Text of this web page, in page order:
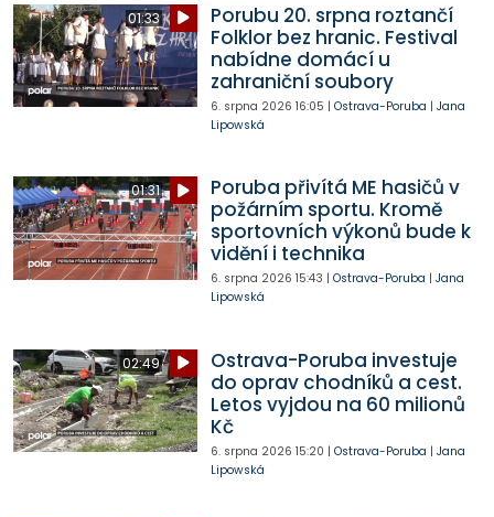
01:33
Porubu 20. srpna roztančí
Folklor bez hranic. Festival
nabídne domácí u
zahraniční soubory
6. srpna 2026 16:05 | Ostrava-Poruba | Jana
Lipowská
01:31
Poruba přivítá ME hasičů v
požárním sportu. Kromě
sportovních výkonů bude k
vidění i technika
6. srpna 2026 15:43 | Ostrava-Poruba | Jana
Lipowská
02:49
Ostrava-Poruba investuje
do oprav chodníků a cest.
Letos vyjdou na 60 milionů
Kč
6. srpna 2026 15:20 | Ostrava-Poruba | Jana
Lipowská